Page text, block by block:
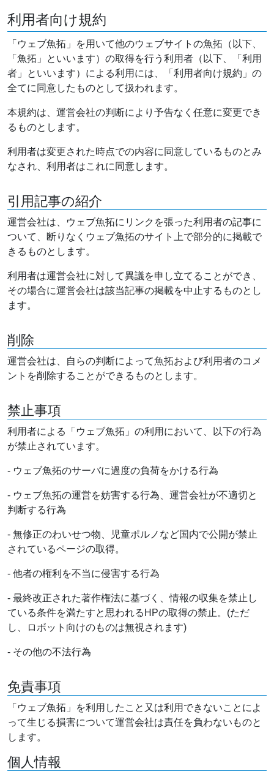
利用者向け規約
「ウェブ魚拓」を用いて他のウェブサイトの魚拓（以下、
「魚拓」といいます）の取得を行う利用者（以下、「利用
者」といいます）による利用には、「利用者向け規約」の
全てに同意したものとして扱われます。
本規約は、運営会社の判断により予告なく任意に変更でき
るものとします。
利用者は変更された時点での内容に同意しているものとみ
なされ、利用者はこれに同意します。
引用記事の紹介
運営会社は、ウェブ魚拓にリンクを張った利用者の記事に
ついて、断りなくウェブ魚拓のサイト上で部分的に掲載で
きるものとします。
利用者は運営会社に対して異議を申し立てることができ、
その場合に運営会社は該当記事の掲載を中止するものとし
ます。
削除
運営会社は、自らの判断によって魚拓および利用者のコメ
ントを削除することができるものとします。
禁止事項
利用者による「ウェブ魚拓」の利用において、以下の行為
が禁止されています。
- ウェブ魚拓のサーバに過度の負荷をかける行為
- ウェブ魚拓の運営を妨害する行為、運営会社が不適切と
判断する行為
- 無修正のわいせつ物、児童ポルノなど国内で公開が禁止
されているページの取得。
- 他者の権利を不当に侵害する行為
- 最終改正された著作権法に基づく、情報の収集を禁止し
ている条件を満たすと思われるHPの取得の禁止。(ただ
し、ロボット向けのものは無視されます)
- その他の不法行為
免責事項
「ウェブ魚拓」を利用したこと又は利用できないことによ
って生じる損害について運営会社は責任を負わないものと
します。
個人情報